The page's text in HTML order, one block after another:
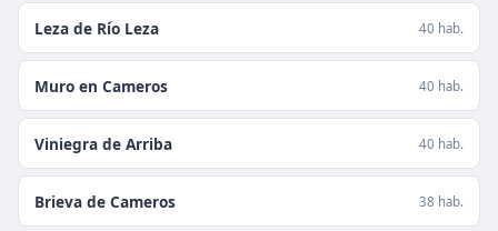
Leza de Río Leza 40 hab.
Muro en Cameros 40 hab.
Viniegra de Arriba 40 hab.
Brieva de Cameros 38 hab.